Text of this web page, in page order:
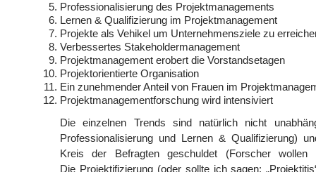
Professionalisierung des Projektmanagements
Lernen & Qualifizierung im Projektmanagement
Projekte als Vehikel um Unternehmensziele zu
Verbessertes Stakeholdermanagement
Projektmanagement erobert die Vorstandsetagen
Projektorientierte Organisation
Ein zunehmender Anteil von Frauen im
Projektmanagementforschung wird intensiviert
Die einzelnen Trends sind natürlich nicht
Professionalisierung und Lernen & Qualifizierung)
Kreis der Befragten geschuldet (Forscher wollen
Die Projektifizierung (oder sollte ich sagen: